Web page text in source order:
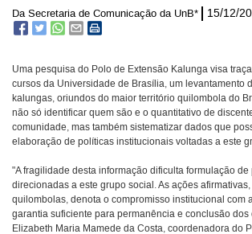
Da Secretaria de Comunicação da UnB* 15/12/
Uma pesquisa do Polo de Extensão Kalunga visa
cursos da Universidade de Brasília, um levantamento
kalungas, oriundos do maior território quilombola do
não só identificar quem são e o quantitativo de
comunidade, mas também sistematizar dados que
elaboração de políticas institucionais voltadas a este
"A fragilidade desta informação dificulta formulação de
direcionadas a este grupo social. As ações
quilombolas, denota o compromisso institucional com
garantia suficiente para permanência e conclusão dos
Elizabeth Maria Mamede da Costa, coordenadora do